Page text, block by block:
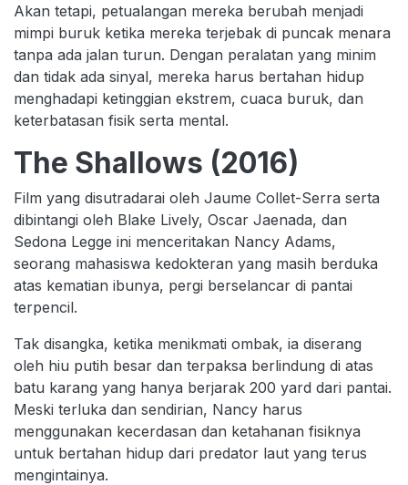
Akan tetapi, petualangan mereka berubah menjadi
mimpi buruk ketika mereka terjebak di puncak menara
tanpa ada jalan turun. Dengan peralatan yang minim
dan tidak ada sinyal, mereka harus bertahan hidup
menghadapi ketinggian ekstrem, cuaca buruk, dan
keterbatasan fisik serta mental.
The Shallows (2016)
Film yang disutradarai oleh Jaume Collet-Serra serta
dibintangi oleh Blake Lively, Oscar Jaenada, dan
Sedona Legge ini menceritakan Nancy Adams,
seorang mahasiswa kedokteran yang masih berduka
atas kematian ibunya, pergi berselancar di pantai
terpencil.
Tak disangka, ketika menikmati ombak, ia diserang
oleh hiu putih besar dan terpaksa berlindung di atas
batu karang yang hanya berjarak 200 yard dari pantai.
Meski terluka dan sendirian, Nancy harus
menggunakan kecerdasan dan ketahanan fisiknya
untuk bertahan hidup dari predator laut yang terus
mengintainya.